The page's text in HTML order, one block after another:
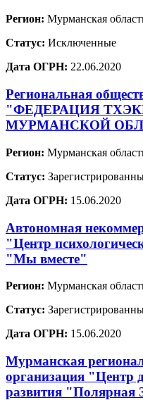
Регион: Мурманская
Статус: Исключенные
Дата ОГРН: 22.06.2020
Региональная
"ФЕДЕРАЦИЯ
МУРМАНСКОЙ
Регион: Мурманская
Статус:
Дата ОГРН: 15.06.2020
Автономная
"Центр
"Мы вместе"
Регион: Мурманская
Статус:
Дата ОГРН: 15.06.2020
Мурманская
организация "Центр
развития "Полярная